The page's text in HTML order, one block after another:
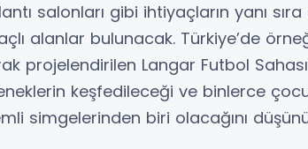
salonları gibi ihtiyaçların yanı
alanlar bulunacak. Türkiye’de
projelendirilen Langar Futbol
keşfedileceği ve binlerce
simgelerinden biri olacağını